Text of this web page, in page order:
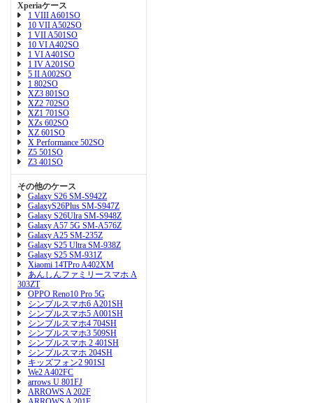
Xperiaケース
1 VIII A601SO
10 VII A502SO
1 VII A501SO
10 VI A402SO
1 VI A401SO
1 IV A201SO
5 II A002SO
1 802SO
XZ3 801SO
XZ2 702SO
XZ1 701SO
XZs 602SO
XZ 601SO
X Performance 502SO
Z5 501SO
Z3 401SO
その他のケース
Galaxy S26 SM-S942Z
GalaxyS26Plus SM-S947Z
Galaxy S26Ulra SM-S948Z
Galaxy A57 5G SM-A576Z
Galaxy A25 SM-235Z
Galaxy S25 Ultra SM-938Z
Galaxy S25 SM-931Z
Xiaomi 14TPro A402XM
あんしんファミリースマホ A
303ZT
OPPO Reno10 Pro 5G
シンプルスマホ6 A201SH
シンプルスマホ5 A001SH
シンプルスマホ4 704SH
シンプルスマホ3 509SH
シンプルスマホ 2 401SH
シンプルスマホ 204SH
キッズフォン2 901SI
We2 A402FC
arrows U 801FJ
ARROWS A 202F